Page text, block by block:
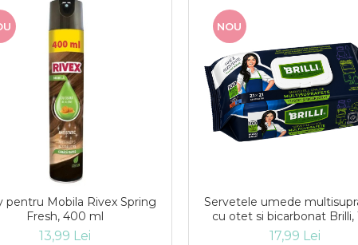
pentru Mobila Rivex Spring
Fresh, 400 ml
13,99 Lei
NOU
Servetele umede
cu otet si bicarbonat Brilli,
buc/set
17,99 Lei